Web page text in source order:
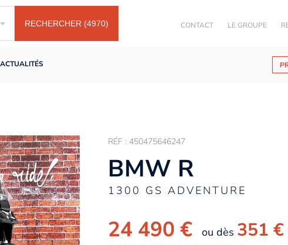
CONTACT LE GROUPE
ACTUALITÉS
RECHERCHER (4970)
RÉF : 450475646247
BMW R
1300 GS ADVENTURE
24 490 € ou dès 351 €